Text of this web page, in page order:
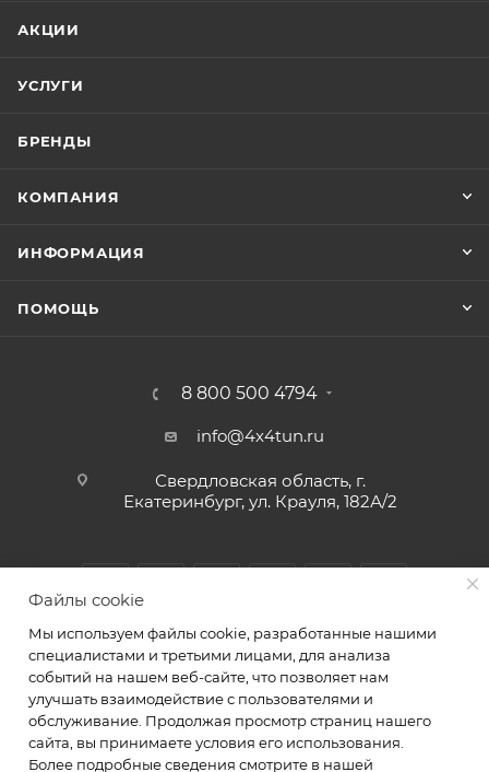
АКЦИИ
УСЛУГИ
БРЕНДЫ
КОМПАНИЯ
ИНФОРМАЦИЯ
ПОМОЩЬ
8 800 500 4794
info@4x4tun.ru
Свердловская область, г.
Екатеринбург, ул. Крауля, 182А/2
2026 © Магазин и сервис для внедорожников г.
Екатеринбург Крауля 182А/2. ИП Комаров А.Ю.
Файлы cookie
Мы используем файлы cookie, разработанные нашими
специалистами и третьими лицами, для анализа
событий на нашем веб-сайте, что позволяет нам
улучшать взаимодействие с пользователями и
обслуживание. Продолжая просмотр страниц нашего
сайта, вы принимаете условия его использования.
Более подробные сведения смотрите в нашей